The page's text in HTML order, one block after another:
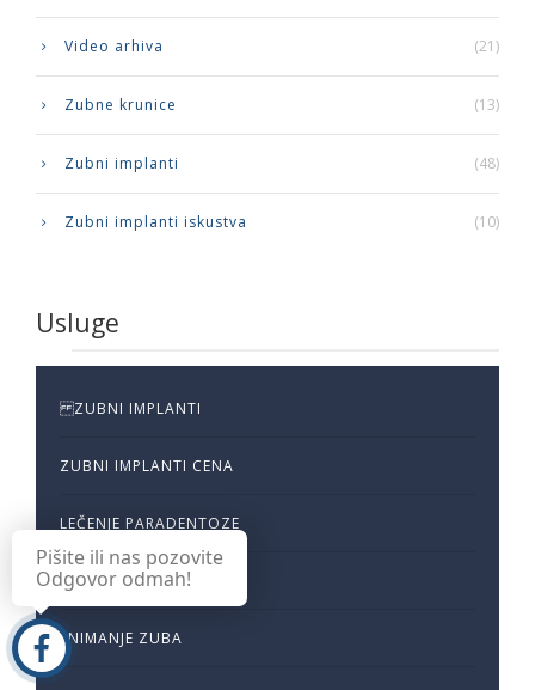
Video arhiva (21)
Zubne krunice (13)
Zubni implanti (48)
Zubni implanti iskustva (10)
Usluge
ZUBNI IMPLANTI
ZUBNI IMPLANTI CENA
LEČENJE PARADENTOZE
OPERACIJA ZUBA
SNIMANJE ZUBA
Pišite ili nas pozovite
Odgovor odmah!